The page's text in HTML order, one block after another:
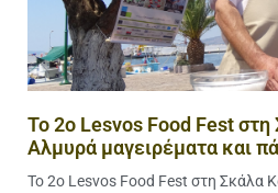
Το 2ο Lesvos Food Fest
Αλμυρά μαγειρέματα και
Το 2ο Lesvos Food Fest στη Σκάλα